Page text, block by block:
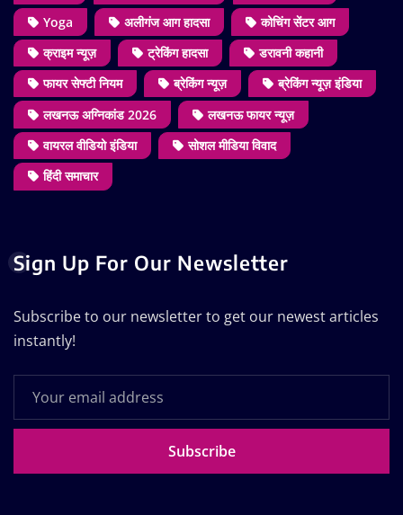
Yoga
अलीगंज आग हादसा
कोचिंग सेंटर आग
क्राइम न्यूज़
ट्रेकिंग हादसा
डरावनी कहानी
फायर सेफ्टी नियम
ब्रेकिंग न्यूज़
ब्रेकिंग न्यूज़ इंडिया
लखनऊ अग्निकांड 2026
लखनऊ फायर न्यूज़
वायरल वीडियो इंडिया
सोशल मीडिया विवाद
हिंदी समाचार
Sign Up For Our Newsletter
Subscribe to our newsletter to get our newest articles
instantly!
Subscribe